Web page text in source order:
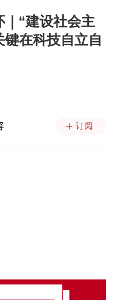
“建设社会主
键在科技自立自
订阅